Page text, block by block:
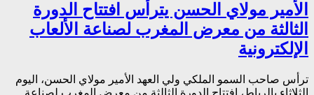
الأمير مولاي الحسن يترأس افتتاح الدورة
الثالثة من معرض المغرب لصناعة الألعاب
الإلكترونية
ترأس صاحب السمو الملكي ولي العهد الأمير مولاي الحسن، اليوم
الثلاثاء بالرباط، افتتاح الدورة الثالثة من معرض المغرب لصناعة